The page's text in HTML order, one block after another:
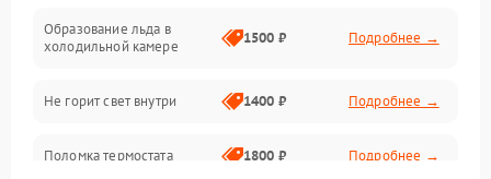
Образование льда в
холодильной камере
1500 ₽ Подробнее →
Не горит свет внутри 1400 ₽ Подробнее →
Поломка термостата 1800 ₽ Подробнее →